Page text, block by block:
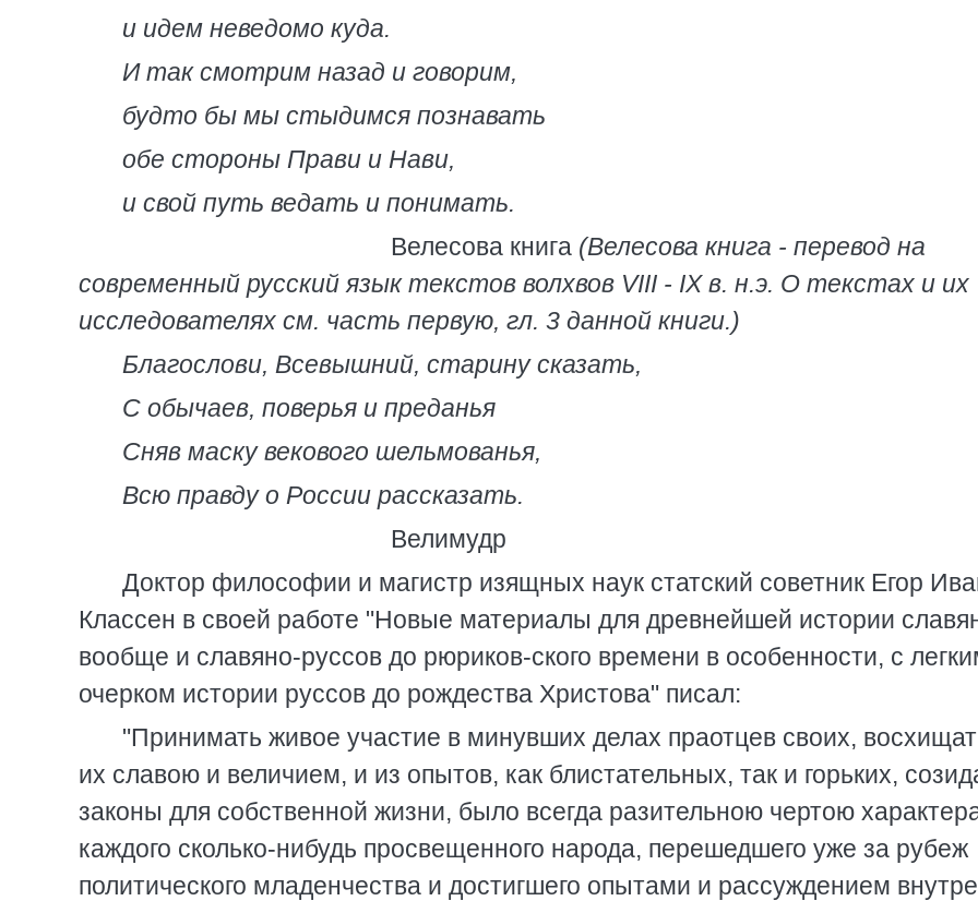
и идем неведомо куда.
И так смотрим назад и говорим,
будто бы мы стыдимся познавать
обе стороны Прави и Нави,
и свой путь ведать и понимать.
Велесова книгa (Велесова книга - перевод на
современный русский язык текстов волхвов VIII - IX в. н.э. О текстах и их
исследователях см. часть первую, гл. 3 данной книги.)
Благослови, Всевышний, старину сказать,
С обычаев, поверья и преданья
Сняв маску векового шельмованья,
Всю правду о России рассказать.
Велимудр
Доктор философии и магистр изящных наук статский советник Егор
Классен в своей работе "Новые материалы для древнейшей истории
вообще и славяно-руссов до рюриков-ского времени в особенности, с
очерком истории руссов до рождества Христова" писал:
"Принимать живое участие в минувших делах праотцев своих,
их славою и величием, и из опытов, как блистательных, так и горьких,
законы для собственной жизни, было всегда разительною чертою
каждого сколько-нибудь просвещенного народа, перешедшего уже за рубеж
политического младенчества и достигшего опытами и рассуждением